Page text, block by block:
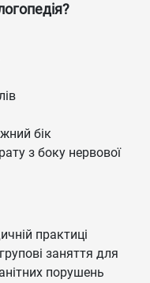
бік
з боку нервової
практиці
заняття для
порушень